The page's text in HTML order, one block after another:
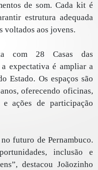
de som. Cada kit é
estrutura adequada
voltados aos jovens.
com 28 Casas das
expectativa é ampliar a
Estado. Os espaços são
oferecendo oficinas,
e ações de participação
futuro de Pernambuco.
inclusão e
destacou Joãozinho